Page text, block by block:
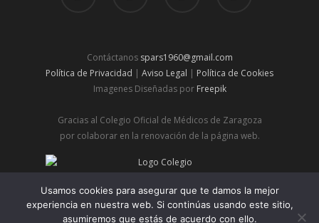
Contáctanos spars1960@gmail.com
Política de Privacidad | Aviso Legal | Política de Cookies
Imagenes Diseñadas por Freepik
Gracias al Colegio Oficial de Médicos de Zaragoza
por colaborar en la renovación de la página web.
© 2026 Spars | Sociedad de Pediatría de Aragón, Rioja y
Soria.
Usamos cookies para asegurar que te damos la mejor
experiencia en nuestra web. Si continúas usando este sitio,
asumiremos que estás de acuerdo con ello.